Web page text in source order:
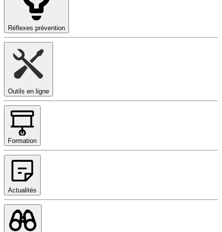
Réflexes prévention
Outils en ligne
Formation
Actualités